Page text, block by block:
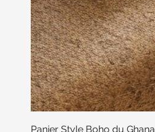
Panier Style Boho du Ghana